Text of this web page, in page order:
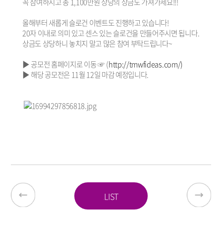
올해부터 새롭게 슬로건 이벤트도 진행하고 있습니다!
20자 이내로 의미 있고 센스 있는 슬로건을 만들어주시면 됩니다.
상금도 상당하니 놓치지 말고 많은 참여 부탁드립니다~
▶ 공모전 홈페이지로 이동 ☞ (http://tmwfideas.com/)
▶ 해당 공모전은 11월 12일 마감 예정입니다.
LIST